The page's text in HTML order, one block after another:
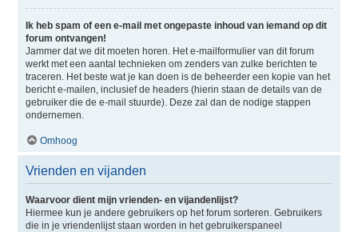
Ik heb spam of een e-mail met ongepaste inhoud van iemand op dit
forum ontvangen!
Jammer dat we dit moeten horen. Het e-mailformulier van dit forum
werkt met een aantal technieken om zenders van zulke berichten te
traceren. Het beste wat je kan doen is de beheerder een kopie van het
bericht e-mailen, inclusief de headers (hierin staan de details van de
gebruiker die de e-mail stuurde). Deze zal dan de nodige stappen
ondernemen.
Omhoog
Vrienden en vijanden
Waarvoor dient mijn vrienden- en vijandenlijst?
Hiermee kun je andere gebruikers op het forum sorteren. Gebruikers
die in je vriendenlijst staan worden in het gebruikerspaneel